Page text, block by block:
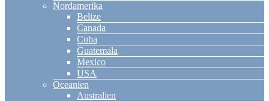
Nordamerika
Belize
Canada
Cuba
Guatemala
Mexico
USA
Oceanien
Australien